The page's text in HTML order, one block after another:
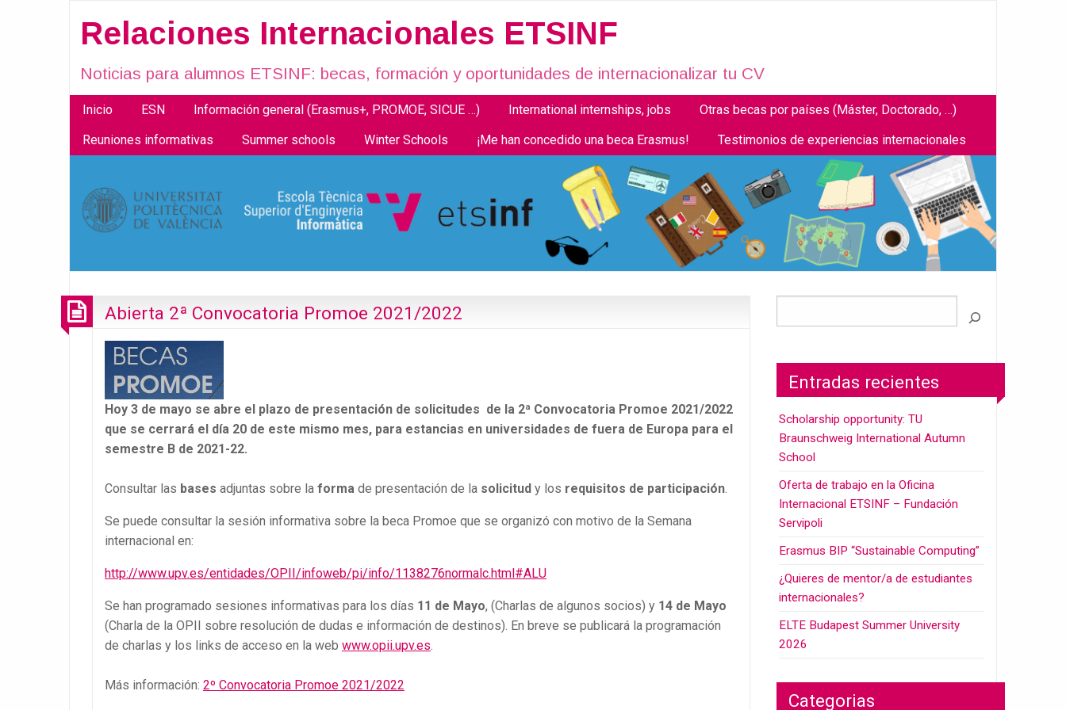
Relaciones Internacionales ETSINF
Noticias para alumnos ETSINF: becas, formación y oportunidades de internacionalizar tu CV
Inicio ESN Información general (Erasmus+, PROMOE, SICUE …) International internships, jobs Otras becas por países (Máster, Doctorado, …)
Reuniones informativas Summer schools Winter Schools ¡Me han concedido una beca Erasmus! Testimonios de experiencias internacionales
Abierta 2ª Convocatoria Promoe 2021/2022
Hoy 3 de mayo se abre el plazo de presentación de solicitudes de la 2ª Convocatoria Promoe 2021/2022
que se cerrará el día 20 de este mismo mes, para estancias en universidades de fuera de Europa para el
semestre B de 2021-22.
Consultar las bases adjuntas sobre la forma de presentación de la solicitud y los requisitos de participación
Se puede consultar la sesión informativa sobre la beca Promoe que se organizó con motivo de la Semana
internacional en:
http://www.upv.es/entidades/OPII/infoweb/pi/info/1138276normalc.html#ALU
Se han programado sesiones informativas para los días 11 de Mayo, (Charlas de algunos socios) y 14 de Mayo
(Charla de la OPII sobre resolución de dudas e información de destinos). En breve se publicará la programación
de charlas y los links de acceso en la web www.opii.upv.es
Más información: 2º Convocatoria Promoe 2021/2022
Entradas recientes
Scholarship opportunity: TU
Braunschweig International Autumn
School
Oferta de trabajo en la Oficina
Internacional ETSINF – Fundación
Servipoli
Erasmus BIP “Sustainable Computing”
¿Quieres de mentor/a de estudiantes
internacionales?
ELTE Budapest Summer University
2026
Categorias